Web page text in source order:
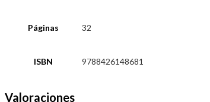
Páginas 32
ISBN 9788426148681
Valoraciones